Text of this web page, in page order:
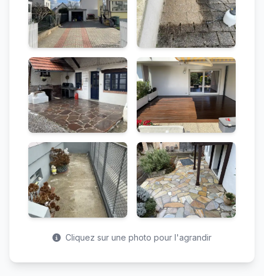
Cliquez sur une photo pour l'agrandir